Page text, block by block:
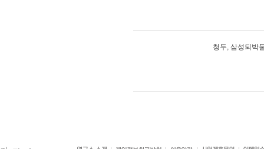
청두, 삼성퇴박